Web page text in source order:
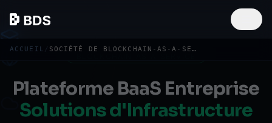
ACCUEIL / SOCIÉTÉ DE BLOCKCHAIN-AS-A-SERVICE (BAAS)
Plateforme BaaS Entreprise
Solutions d'Infrastructure